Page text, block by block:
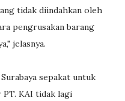
tidak diindahkan oleh
pengrusakan barang
jelasnya.
sepakat untuk
PT. KAI tidak lagi